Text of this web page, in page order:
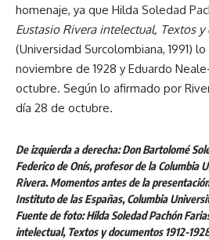
homenaje, ya que Hilda Soledad
Eustasio Rivera intelectual, Textos y
(Universidad Surcolombiana, 1991)
noviembre de 1928 y Eduardo
octubre. Según lo afirmado por
día 28 de octubre.
De izquierda a derecha: Don Bartolomé
Federico de Onís, profesor de la Columbia
Rivera. Momentos antes de la
Instituto de las Españas, Columbia
Fuente de foto: Hilda Soledad Pachón
intelectual, Textos y documentos 1912-